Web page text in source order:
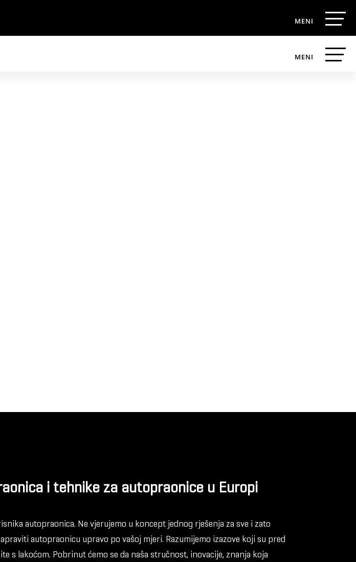
i tehnike za autopraonice u Europi
autopraonica. Ne vjerujemo u koncept jednog rješenja za sve i zato
autopraonicu upravo po vašoj mjeri. Razumijemo izazove koji su pred
s lakoćom. Pobrinut ćemo se da naša stručnost, inovacije, znanja koja